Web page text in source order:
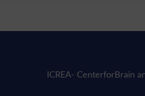
ICREA- CenterforBrain